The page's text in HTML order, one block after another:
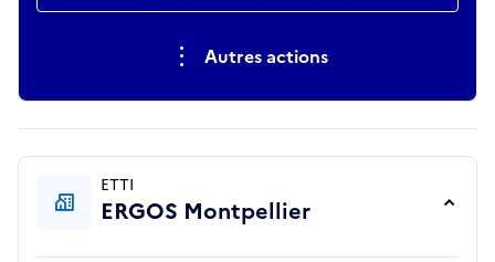
Autres actions
ETTI
ERGOS Montpellier